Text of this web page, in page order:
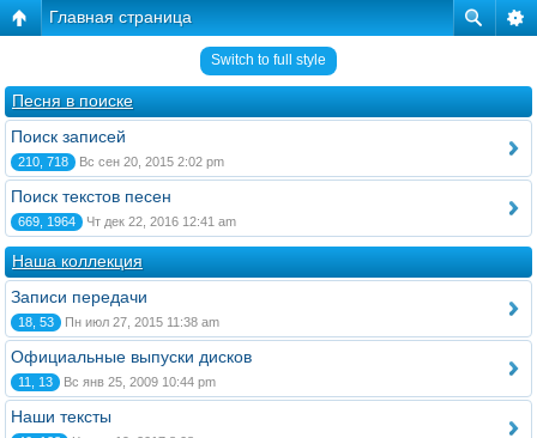
Главная страница
Switch to full style
Песня в поиске
Поиск записей
210, 718 Вс сен 20, 2015 2:02 pm
Поиск текстов песен
669, 1964 Чт дек 22, 2016 12:41 am
Наша коллекция
Записи передачи
18, 53 Пн июл 27, 2015 11:38 am
Официальные выпуски дисков
11, 13 Вс янв 25, 2009 10:44 pm
Наши тексты